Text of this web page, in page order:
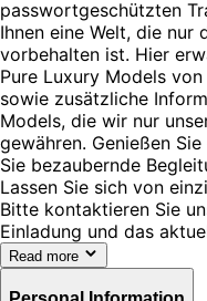
passwortgeschützten
Ihnen eine Welt, die nur
vorbehalten ist. Hier
Pure Luxury Models
sowie zusätzliche
Models, die wir nur
gewähren. Genießen
Sie bezaubernde
Lassen Sie sich von
Bitte kontaktieren Sie
Einladung und das
Read more